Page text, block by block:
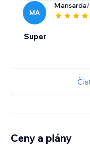
MA
Mansarda
Super
Ceny a plány